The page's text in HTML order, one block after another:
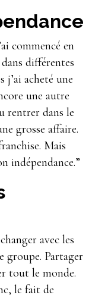
commencé en
différentes
j’ai acheté une
une autre
rentrer dans le
grosse affaire.
Mais
indépendance.”
avec les
groupe. Partager
tout le monde.
le fait de